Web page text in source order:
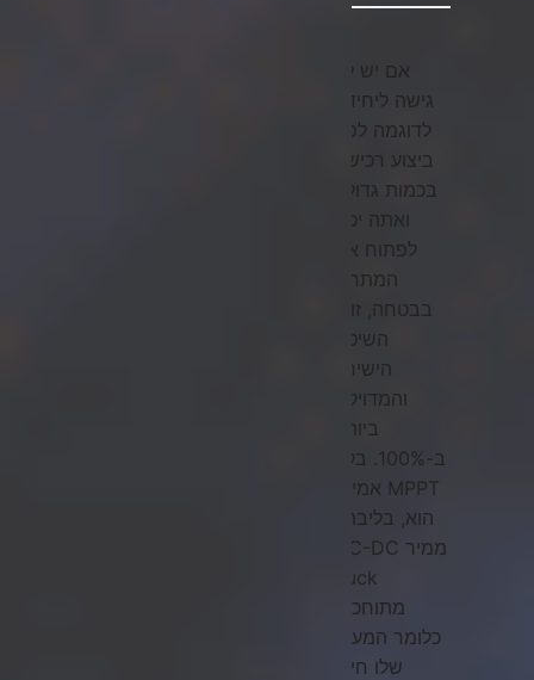
אם יש לך
גישה ליחידה
לדוגמה לפני
ביצוע רכישה
בכמות גדולה
ואתה יכול
לפתוח את
המתחם
בבטחה, זוהי
השיטה
הישירה
והמדויקת
ביותר
ב-100%. בקר
MPPT אמיתי
הוא, בליבתו,
ממיר DC-DC
buck
מתוחכם,
כלומר המעגל
שלו חייב